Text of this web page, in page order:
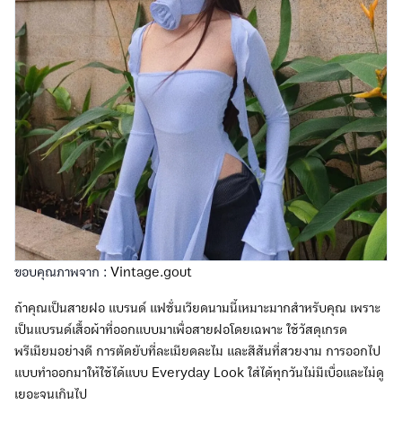
ขอบคุณภาพจาก : Vintage.gout
ถ้าคุณเป็นสายฝอ แบรนด์ แฟชั่นเวียดนามนี้เหมาะมากสำหรับคุณ เพราะ
เป็นแบรนด์เสื้อผ้าที่ออกแบบมาเพื่อสายฝอโดยเฉพาะ ใช้วัสดุเกรด
พรีเมียมอย่างดี การตัดยับที่ละเมียดละไม และสีสันที่สวยงาม การออกไป
แบบทำออกมาให้ใช้ได้แบบ Everyday Look ใส่ได้ทุกวันไม่มีเบื่อและไม่ดู
เยอะจนเกินไป